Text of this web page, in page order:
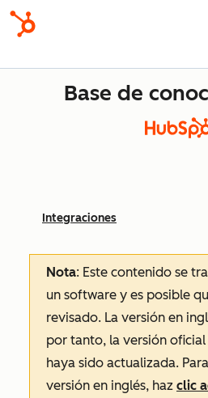
Base de
Integraciones
Nota: Este contenido se
un software y es posible
revisado. La versión en
por tanto, la versión
haya sido actualizada.
versión en inglés, haz clic